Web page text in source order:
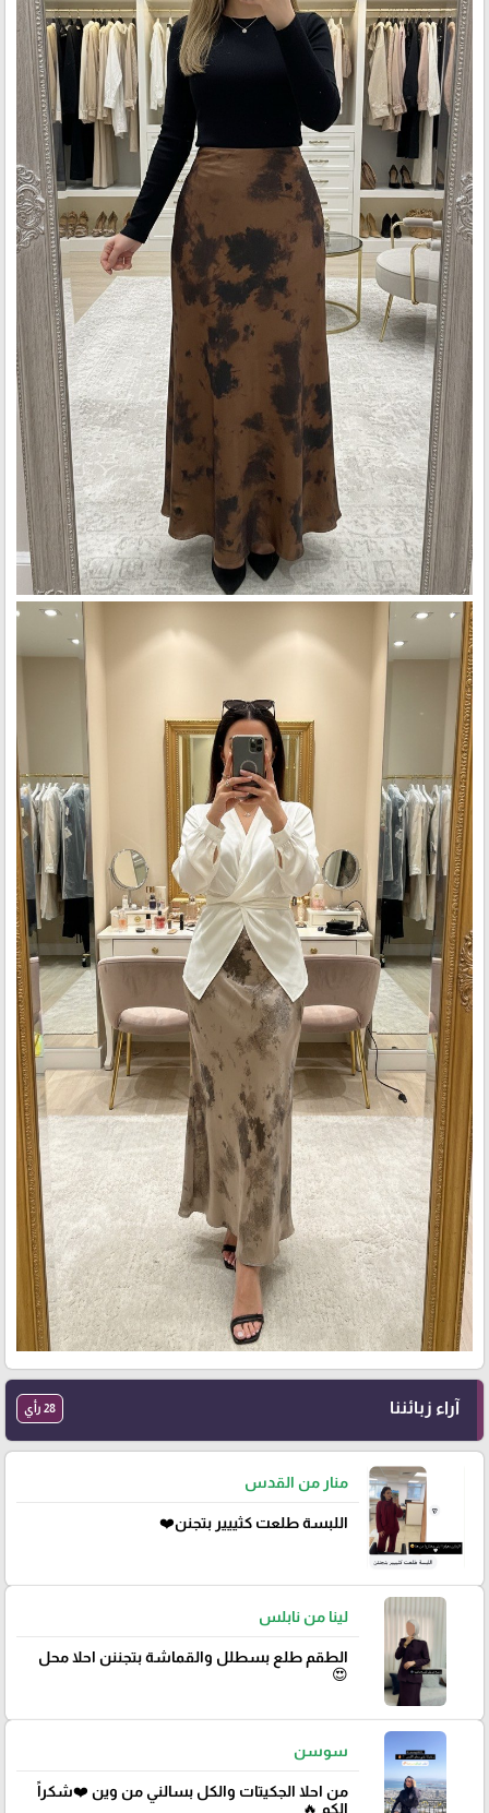
آراء زبائننا 28 رأي
منار من القدس
اللبسة طلعت كثييير بتجنن❤️
لينا من نابلس
الطقم طلع بسطلل والقماشة بتجننن احلا محل
😍
سوسن
من احلا الجكيتات والكل بسالني من وين ❤️شكراً
الكم 🔥